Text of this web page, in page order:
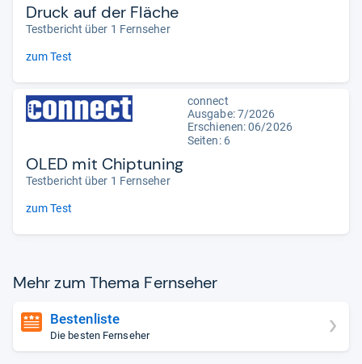
Druck auf der Fläche
Testbericht über 1 Fernseher
zum Test
connect
Ausgabe: 7/2026
Erschienen:06/2026
Seiten: 6
OLED mit Chiptuning
Testbericht über 1 Fernseher
zum Test
Mehr zum Thema Fern­se­her
Bestenliste
Die besten Fernseher